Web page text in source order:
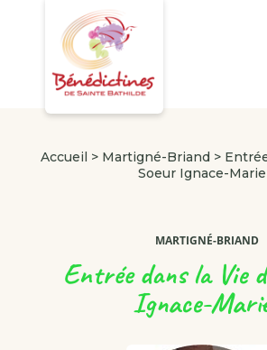
Accueil > Martigné-Briand>
Soeur Ignace-Marie
MARTIGNÉ-BRIAND
Entrée dans la Vie
Ignace-